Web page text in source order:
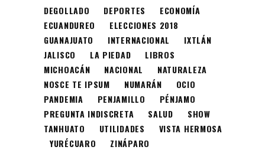
DEGOLLADO
DEPORTES
ECONOMÍA
ECUANDUREO
ELECCIONES 2018
GUANAJUATO
INTERNACIONAL
IXTLÁN
JALISCO
LA PIEDAD
LIBROS
MICHOACÁN
NACIONAL
NATURALEZA
NOSCE TE IPSUM
NUMARÁN
OCIO
PANDEMIA
PENJAMILLO
PÉNJAMO
PREGUNTA INDISCRETA
SALUD
SHOW
TANHUATO
UTILIDADES
VISTA HERMOSA
YURÉCUARO
ZINÁPARO